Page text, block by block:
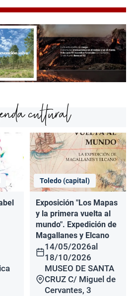
cultural
Toledo (capital)
Exposición "Los Mapas
y la primera vuelta al
mundo". Expedición de
Magallanes y Elcano
14/05/2026al
18/10/2026
MUSEO DE SANTA
CRUZ C/ Miguel de
Cervantes, 3